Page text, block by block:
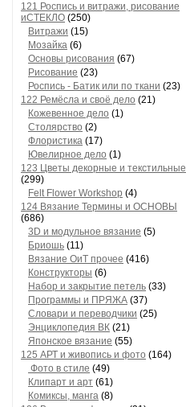
121 Роспись и витражи, рисование
иСТЕКЛО (250)
Витражи (15)
Мозайка (6)
Основы рисования (67)
Рисование (23)
Роспись - Батик или по ткани (23)
122 Ремёсла и своё дело (21)
Кожевенное дело (1)
Столярство (2)
Флористика (17)
Ювелирное дело (1)
123 Цветы декорные и текстильные
(299)
Felt Flower Workshop (4)
124 Вязание Термины и ОСНОВЫ
(686)
3D и модульное вязание (5)
Бриошь (11)
Вязание ОиТ прочее (416)
Конструкторы (6)
Набор и закрытие петель (33)
Программы и ПРЯЖА (37)
Словари и переводчики (25)
Энциклопедия ВК (21)
Японское вязание (55)
125 АРТ и живопись и фото (164)
Фото в стиле (49)
Клипарт и арт (61)
Комиксы, манга (8)